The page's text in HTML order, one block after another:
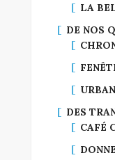
LA
DE NOS
DES
CAFÉ